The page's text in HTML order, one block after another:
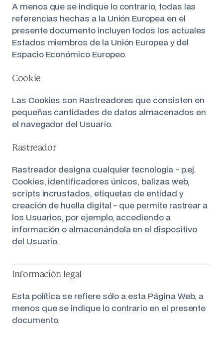
A menos que se indique lo contrario, todas las
referencias hechas a la Unión Europea en el
presente documento incluyen todos los actuales
Estados miembros de la Unión Europea y del
Espacio Económico Europeo.
Cookie
Las Cookies son Rastreadores que consisten en
pequeñas cantidades de datos almacenados en
el navegador del Usuario.
Rastreador
Rastreador designa cualquier tecnología - p.ej.
Cookies, identificadores únicos, balizas web,
scripts incrustados, etiquetas de entidad y
creación de huella digital - que permite rastrear a
los Usuarios, por ejemplo, accediendo a
información o almacenándola en el dispositivo
del Usuario.
Información legal
Esta política se refiere sólo a esta Página Web, a
menos que se indique lo contrario en el presente
documento.